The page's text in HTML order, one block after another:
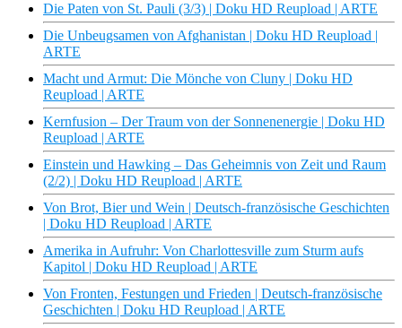
Die Paten von St. Pauli (3/3) | Doku HD Reupload | ARTE
Die Unbeugsamen von Afghanistan | Doku HD Reupload |
ARTE
Macht und Armut: Die Mönche von Cluny | Doku HD
Reupload | ARTE
Kernfusion – Der Traum von der Sonnenenergie | Doku HD
Reupload | ARTE
Einstein und Hawking – Das Geheimnis von Zeit und Raum
(2/2) | Doku HD Reupload | ARTE
Von Brot, Bier und Wein | Deutsch-französische Geschichten
| Doku HD Reupload | ARTE
Amerika in Aufruhr: Von Charlottesville zum Sturm aufs
Kapitol | Doku HD Reupload | ARTE
Von Fronten, Festungen und Frieden | Deutsch-französische
Geschichten | Doku HD Reupload | ARTE